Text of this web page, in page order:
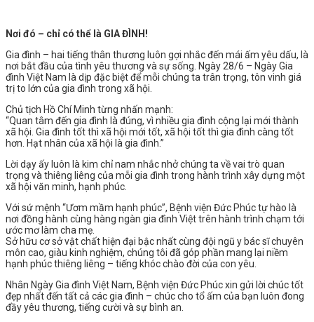
Nơi đó – chỉ có thể là GIA ĐÌNH!
Gia đình – hai tiếng thân thương luôn gợi nhắc đến mái ấm yêu dấu, là
nơi bắt đầu của tình yêu thương và sự sống. Ngày 28/6 – Ngày Gia
đình Việt Nam là dịp đặc biệt để mỗi chúng ta trân trọng, tôn vinh giá
trị to lớn của gia đình trong xã hội.
Chủ tịch Hồ Chí Minh từng nhấn mạnh:
“Quan tâm đến gia đình là đúng, vì nhiều gia đình cộng lại mới thành
xã hội. Gia đình tốt thì xã hội mới tốt, xã hội tốt thì gia đình càng tốt
hơn. Hạt nhân của xã hội là gia đình.”
Lời dạy ấy luôn là kim chỉ nam nhắc nhở chúng ta về vai trò quan
trọng và thiêng liêng của mỗi gia đình trong hành trình xây dựng một
xã hội văn minh, hạnh phúc.
Với sứ mệnh “Ươm mầm hạnh phúc”, Bệnh viện Đức Phúc tự hào là
nơi đồng hành cùng hàng ngàn gia đình Việt trên hành trình chạm tới
ước mơ làm cha mẹ.
Sở hữu cơ sở vật chất hiện đại bậc nhất cùng đội ngũ y bác sĩ chuyên
môn cao, giàu kinh nghiệm, chúng tôi đã góp phần mang lại niềm
hạnh phúc thiêng liêng – tiếng khóc chào đời của con yêu.
Nhân Ngày Gia đình Việt Nam, Bệnh viện Đức Phúc xin gửi lời chúc tốt
đẹp nhất đến tất cả các gia đình – chúc cho tổ ấm của bạn luôn đong
đầy yêu thương, tiếng cười và sự bình an.